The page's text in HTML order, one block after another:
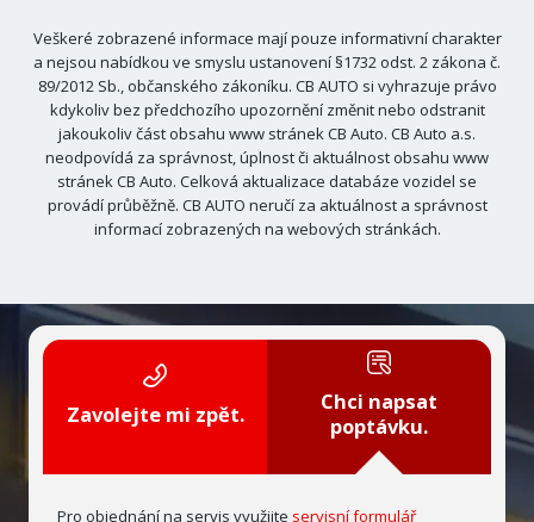
Veškeré zobrazené informace mají pouze informativní charakter
a nejsou nabídkou ve smyslu ustanovení §1732 odst. 2 zákona č.
89/2012 Sb., občanského zákoníku. CB AUTO si vyhrazuje právo
kdykoliv bez předchozího upozornění změnit nebo odstranit
jakoukoliv část obsahu www stránek CB Auto. CB Auto a.s.
neodpovídá za správnost, úplnost či aktuálnost obsahu www
stránek CB Auto. Celková aktualizace databáze vozidel se
provádí průběžně. CB AUTO neručí za aktuálnost a správnost
informací zobrazených na webových stránkách.
Zavolejte mi zpět.
Chci napsat
poptávku.
Pro objednání na servis využijte servisní formulář